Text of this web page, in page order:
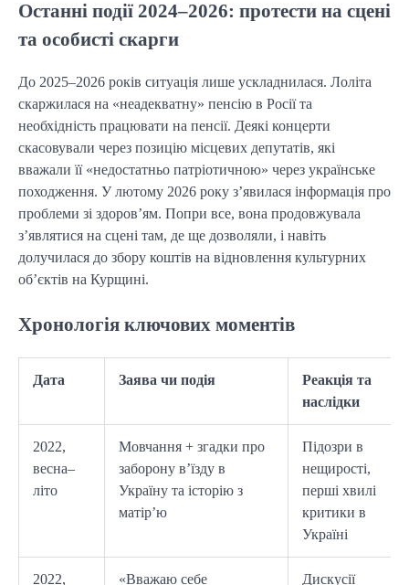
Останні події 2024–2026: протести на сцені
та особисті скарги
До 2025–2026 років ситуація лише ускладнилася. Лоліта
скаржилася на «неадекватну» пенсію в Росії та
необхідність працювати на пенсії. Деякі концерти
скасовували через позицію місцевих депутатів, які
вважали її «недостатньо патріотичною» через українське
походження. У лютому 2026 року з’явилася інформація про
проблеми зі здоров’ям. Попри все, вона продовжувала
з’являтися на сцені там, де ще дозволяли, і навіть
долучилася до збору коштів на відновлення культурних
об’єктів на Курщині.
Хронологія ключових моментів
Дата Заява чи подія
Реакція та
наслідки
2022,
весна–
літо
Мовчання + згадки про
заборону в’їзду в
Україну та історію з
матір’ю
Підозри в
нещирості,
перші хвилі
критики в
Україні
2022,
«Вважаю себе
Дискусії